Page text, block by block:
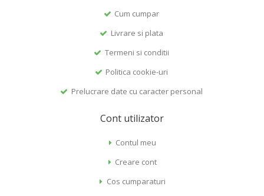
Cum cumpar
Livrare si plata
Termeni si conditii
Politica cookie-uri
Prelucrare date cu caracter personal
Cont utilizator
Contul meu
Creare cont
Cos cumparaturi